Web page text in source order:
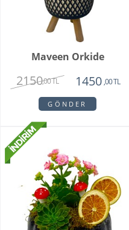
Maveen Orkide
2150,00 TL 1450 ,00 TL
GÖNDER